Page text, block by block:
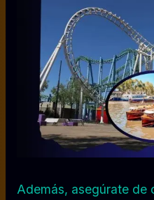
Además, asegúrate de